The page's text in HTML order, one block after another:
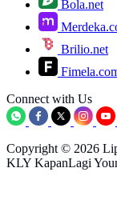
Bola.net
Brilio.net
Connect with Us
Copyright © 2026
KLY KapanLagi